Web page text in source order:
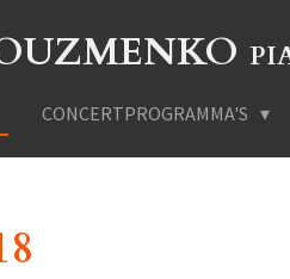
CONCERTPROGRAMMA'S